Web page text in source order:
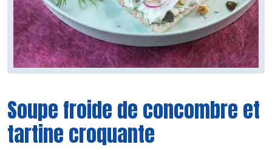
Soupe froide de concombre et
tartine croquante